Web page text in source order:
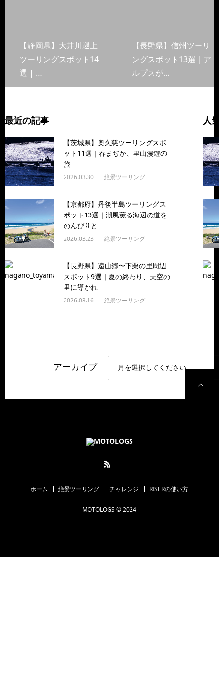
【静岡県】大井川遡上
ツーリングスポット14
選 | …
【長野県】信州ツーリ
ングスポット13選｜ア
ルプスが…
最近の記事
【茨城県】奥久慈ツーリングスポ
ット11選｜春まぢか、里山漫遊の
旅
2026.03.30 絶景ツーリング
【京都府】丹後半島ツーリングス
ポット13選｜潮風薫る海辺の道を
のんびりと
2026.03.23 絶景ツーリング
【長野県】遠山郷〜下栗の里周辺
スポット9選｜夏の終わり、天空の
里に導かれ
2026.03.16 絶景ツーリング
人
アーカイブ
ホーム 絶景ツーリング チャレンジ RISERの使い方
MOTOLOGS © 2024